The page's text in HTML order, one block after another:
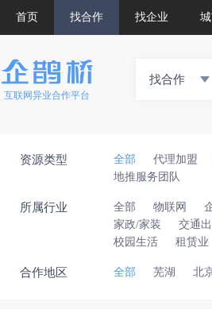
首页 找合作 找企业
互联网异业合作平台
找合作
资源类型 全部 代理加盟
地推服务团队
所属行业 全部 物联网
家政/家装
交通
校园生活
租赁业
合作地区 全部 芜湖 北